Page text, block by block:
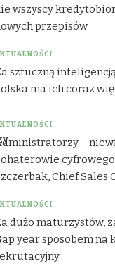
wszyscy
przepisów
sztuczną
ma ich coraz
–
Chief Sales
dużo maturzystów,
year sposobem na